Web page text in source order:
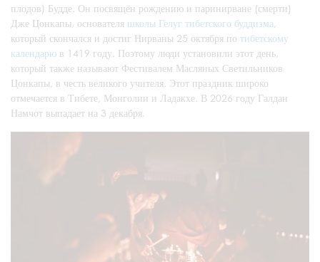
плодов) Будде. Он посвящён рождению и паринирване (смерти)
Дже Цонкапы, основателя школы Гелуг тибетского буддизма,
который скончался и достиг Нирваны 25 октября по тибетскому
календарю в 1419 году. Поэтому люди установили этот день,
который также называют Фестивалем Масляных Светильников
Цонкапы, в честь великого учителя. Этот праздник широко
отмечается в Тибете, Монголии и Ладакхе. В 2026 году Галдан
Намчот выпадает на 3 декабря.